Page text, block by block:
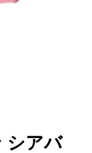
シアバ